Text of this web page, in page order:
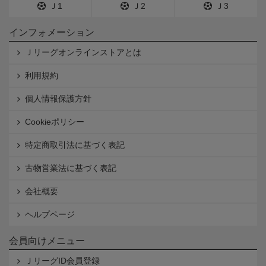
Ｊ1 Ｊ2 Ｊ3
インフォメーション
Ｊリーグオンラインストアとは
利用規約
個人情報保護方針
Cookieポリシー
特定商取引法に基づく表記
古物営業法に基づく表記
会社概要
ヘルプページ
会員向けメニュー
ＪリーグID会員登録